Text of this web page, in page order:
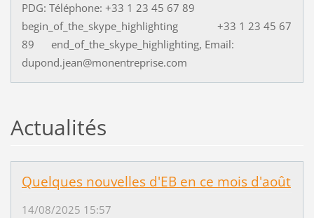
PDG: Téléphone: +33 1 23 45 67 89
begin_of_the_skype_highlighting +33 1 23 45 67
89 end_of_the_skype_highlighting, Email:
dupond.jean@monentreprise.com
Actualités
Quelques nouvelles d'EB en ce mois d'août
14/08/2025 15:57